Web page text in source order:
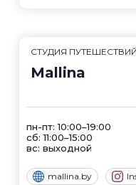
СТУДИЯ ПУТЕШЕСТВИЙ
Mallina
пн-пт: 10:00–19:00
сб: 11:00–15:00
вс: выходной
mallina.by